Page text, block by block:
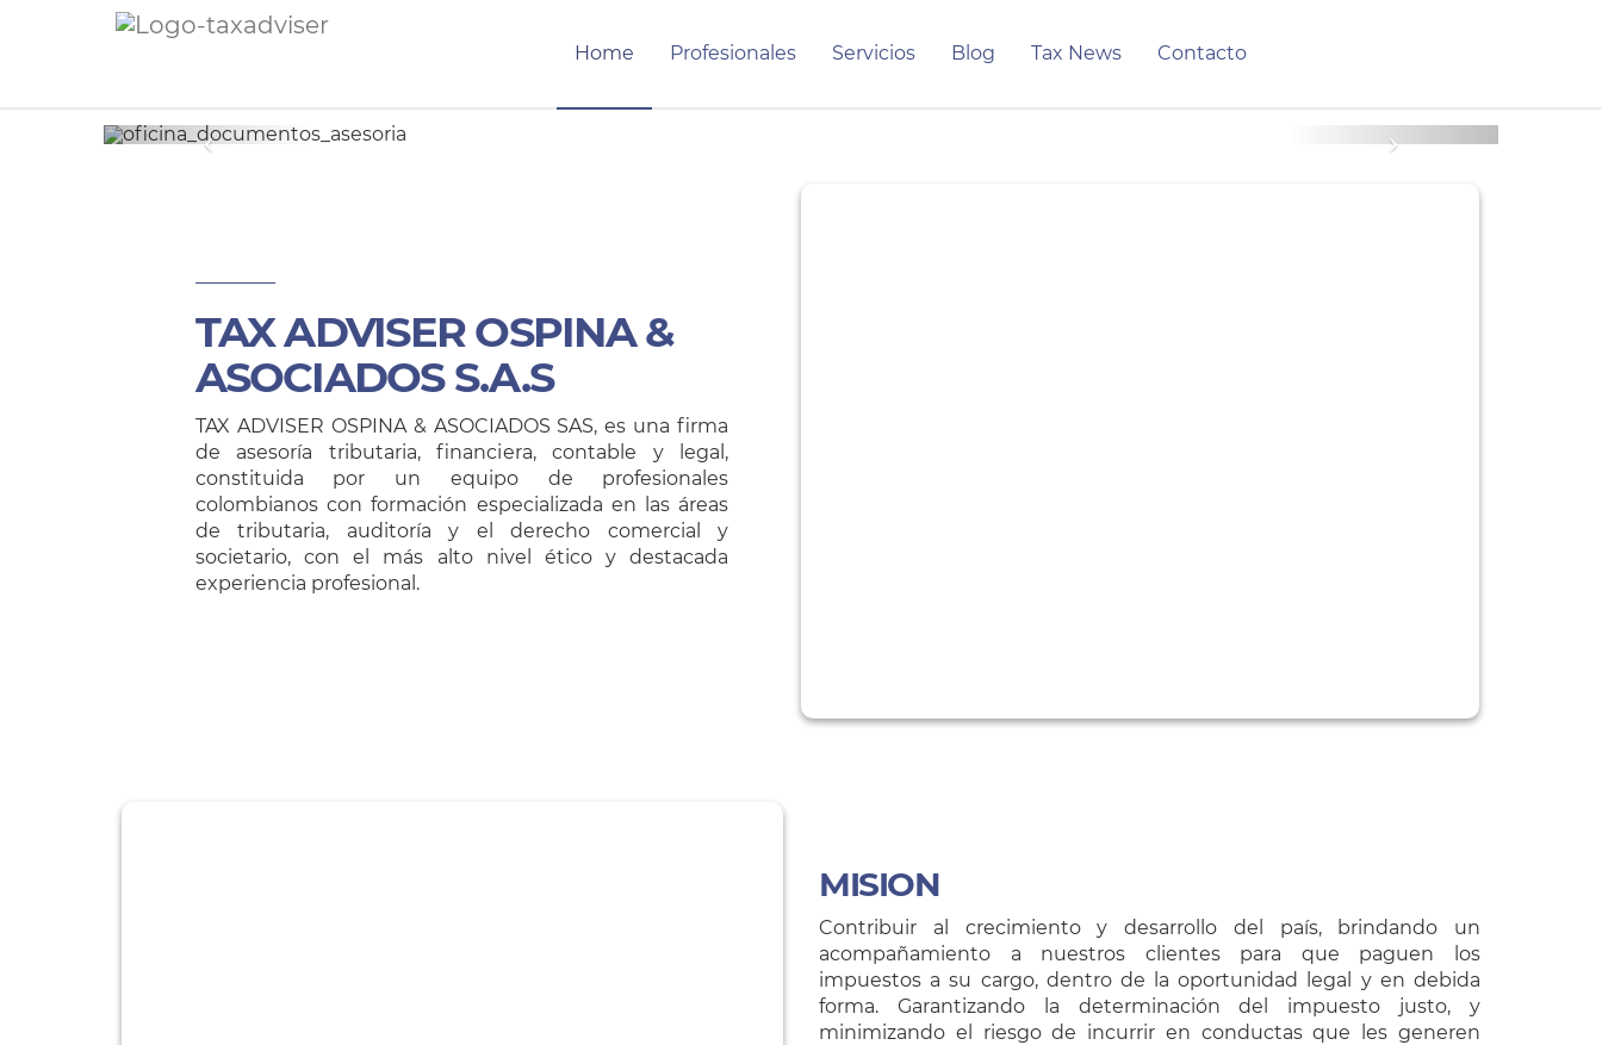
Home Profesionales Servicios Blog Tax News Contacto
Previous Next
TAX ADVISER OSPINA &
ASOCIADOS S.A.S
TAX ADVISER OSPINA & ASOCIADOS SAS, es una firma
de asesoría tributaria, financiera, contable y legal,
constituida por un equipo de profesionales
colombianos con formación especializada en las áreas
de tributaria, auditoría y el derecho comercial y
societario, con el más alto nivel ético y destacada
experiencia profesional.
MISION
Contribuir al crecimiento y desarrollo del país, brindando un
acompañamiento a nuestros clientes para que paguen los
impuestos a su cargo, dentro de la oportunidad legal y en debida
forma. Garantizando la determinación del impuesto justo, y
minimizando el riesgo de incurrir en conductas que les generen